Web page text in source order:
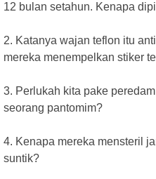
12 bulan setahun. Kenapa
2. Katanya wajan teflon itu
mereka menempelkan stiker
3. Perlukah kita pake
seorang pantomim?
4. Kenapa mereka mensteril
suntik?